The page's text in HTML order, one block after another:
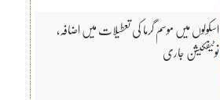
اسکولوں میں موسم گرما کی تعطیلات میں اضافہ،
نوٹیفکیشن جاری